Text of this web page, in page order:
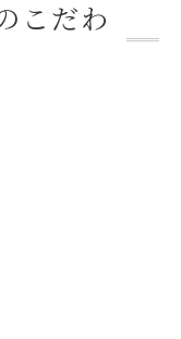
こだわ